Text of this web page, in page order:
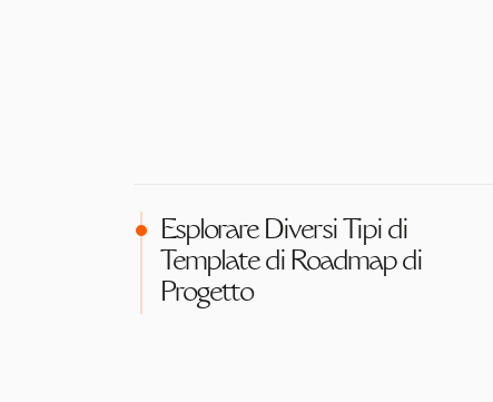
Esplorare Diversi Tipi di
Template di Roadmap di
Progetto